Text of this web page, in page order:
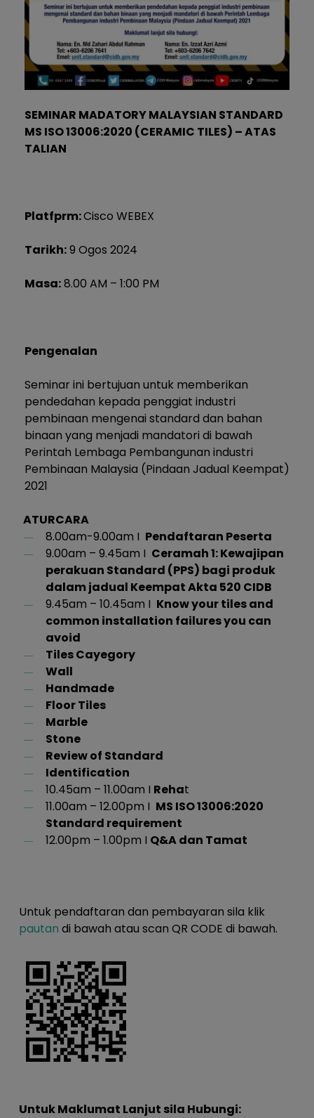
SEMINAR MADATORY MALAYSIAN STANDARD
MS ISO 13006:2020 (CERAMIC TILES) – ATAS
TALIAN
Platfprm:Cisco WEBEX
Tarikh:9 Ogos 2024
Masa:8.00 AM – 1:00 PM
Pengenalan
Seminar ini bertujuan untuk memberikan
pendedahan kepada penggiat industri
pembinaan mengenai standard dan bahan
binaan yang menjadi mandatori di bawah
Perintah Lembaga Pembangunan industri
Pembinaan Malaysia (Pindaan Jadual Keempat)
2021
ATURCARA
8.00am-9.00am I Pendaftaran Peserta
9.00am – 9.45am I Ceramah 1: Kewajipan
perakuan Standard (PPS) bagi produk
dalam jadual Keempat Akta 520 CIDB
9.45am – 10.45am I Know your tiles and
common installation failures you can
avoid
Tiles Cayegory
Wall
Handmade
Floor Tiles
Marble
Stone
Review of Standard
Identification
10.45am – 11.00am I Rehat
11.00am – 12.00pm I MS ISO 13006:2020
Standard requirement
12.00pm – 1.00pm I Q&A dan Tamat
Untuk pendaftaran dan pembayaran sila klik
pautan di bawah atau scan QR CODE di bawah.
Untuk Maklumat Lanjut sila Hubungi: